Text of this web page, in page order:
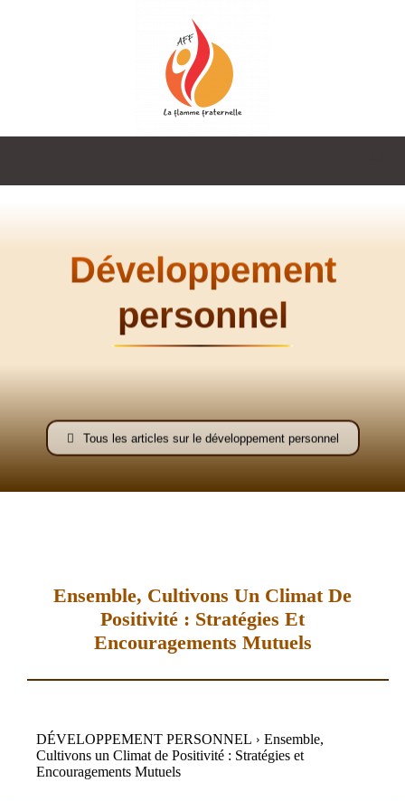
–
Développement
personnel
Tous les articles sur le développement personnel
Ensemble, Cultivons Un Climat De
Positivité : Stratégies Et
Encouragements Mutuels
DÉVELOPPEMENT PERSONNEL
Ensemble,
Cultivons un Climat de Positivité : Stratégies et
Encouragements Mutuels